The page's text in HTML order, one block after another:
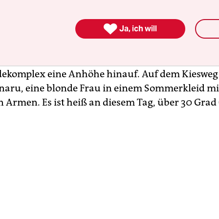
wölbt sich linker Hand ein Holzbogen.
eine Anhöhe hinauf. Auf dem
eine blonde Frau in einem Sommerkleid
Armen. Es ist heiß an diesem Tag, über 30 Grad
 Ja, ich will